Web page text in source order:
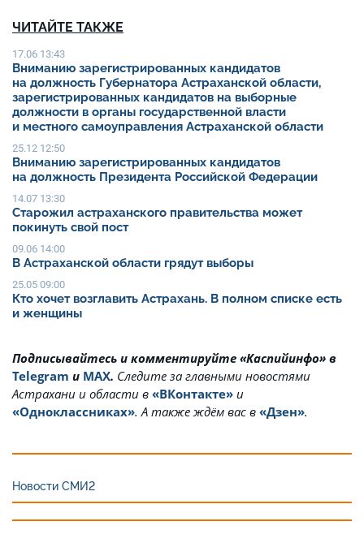
ЧИТАЙТЕ ТАКЖЕ
17.06 13:43
Вниманию зарегистрированных кандидатов
на должность Губернатора Астраханской области,
зарегистрированных кандидатов на выборные
должности в органы государственной власти
и местного самоуправления Астраханской области
25.12 12:50
Вниманию зарегистрированных кандидатов
на должность Президента Российской Федерации
14.07 13:30
Старожил астраханского правительства может
покинуть свой пост
09.06 14:00
В Астраханской области грядут выборы
25.05 09:00
Кто хочет возглавить Астрахань. В полном списке есть
и женщины
Подписывайтесь и комментируйте «Каспийинфо» в
Telegram и MAX. Cледите за главными новостями
Астрахани и области в «ВКонтакте» и
«Одноклассниках». А также ждём вас в «Дзен».
Новости СМИ2